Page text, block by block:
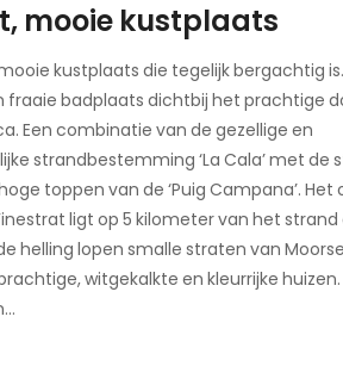
mooie kustplaats
kustplaats die tegelijk bergachtig
fraaie badplaats dichtbij het prachtige
Een combinatie van de gezellige en
strandbestemming ‘La Cala’ met de
toppen van de ‘Puig Campana’. Het
ligt op 5 kilometer van het strand
helling lopen smalle straten van Moorse
witgekalkte en kleurrijke